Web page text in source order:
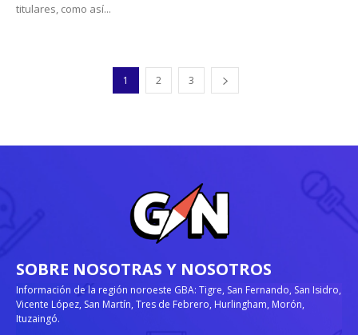
titulares, como así...
1 2 3
SOBRE NOSOTRAS Y NOSOTROS
Información de la región noroeste GBA: Tigre, San Fernando, San Isidro,
Vicente López, San Martín, Tres de Febrero, Hurlingham, Morón,
Ituzaingó.